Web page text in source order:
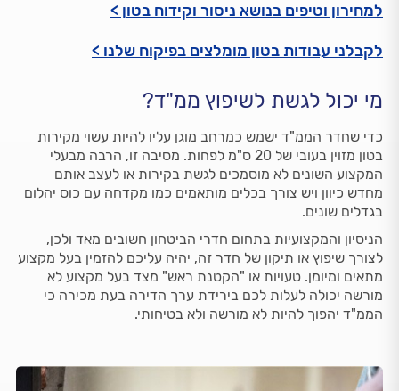
למחירון וטיפים בנושא ניסור וקידוח בטון >
לקבלני עבודות בטון מומלצים בפיקוח שלנו >
מי יכול לגשת לשיפוץ ממ"ד?
כדי שחדר הממ"ד ישמש כמרחב מוגן עליו להיות עשוי מקירות
בטון מזוין בעובי של 20 ס"מ לפחות. מסיבה זו, הרבה מבעלי
המקצוע השונים לא מוסמכים לגשת בקירות או לעצב אותם
מחדש כיוון ויש צורך בכלים מותאמים כמו מקדחה עם כוס יהלום
בגדלים שונים.
הניסיון והמקצועיות בתחום חדרי הביטחון חשובים מאד ולכן,
לצורך שיפוץ או תיקון של חדר זה, יהיה עליכם להזמין בעל מקצוע
מתאים ומיומן. טעויות או "הקטנת ראש" מצד בעל מקצוע לא
מורשה יכולה לעלות לכם בירידת ערך הדירה בעת מכירה כי
הממ"ד יהפוך להיות לא מורשה ולא בטיחותי.